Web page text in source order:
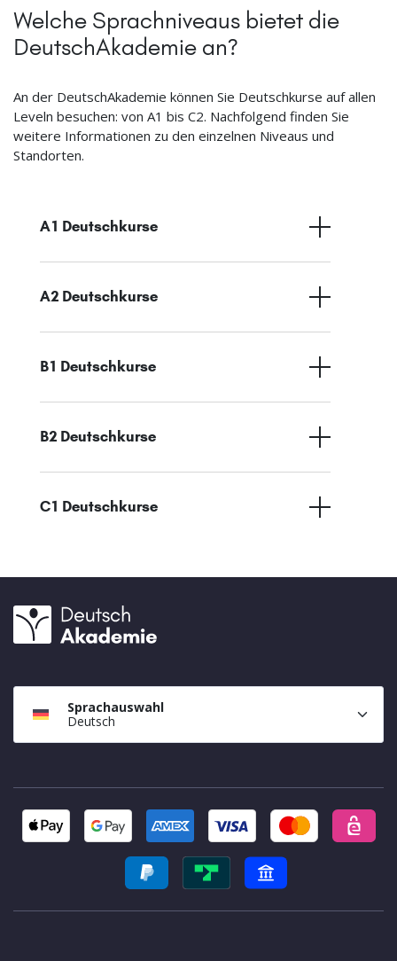
Welche Sprachniveaus bietet die
DeutschAkademie an?
An der DeutschAkademie können Sie Deutschkurse auf allen
Leveln besuchen: von A1 bis C2. Nachfolgend finden Sie
weitere Informationen zu den einzelnen Niveaus und
Standorten.
A1 Deutschkurse
A2 Deutschkurse
B1 Deutschkurse
B2 Deutschkurse
C1 Deutschkurse
Sprachauswahl
Deutsch